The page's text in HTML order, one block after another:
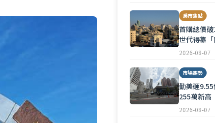
房市焦點
首購總價
世代得靠「
2026-08-07
市場趨勢
勤美砸
255萬新高
2026-08-07